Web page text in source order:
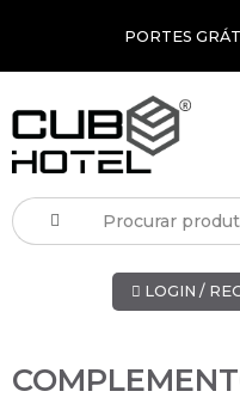
PORTES
LOGIN /